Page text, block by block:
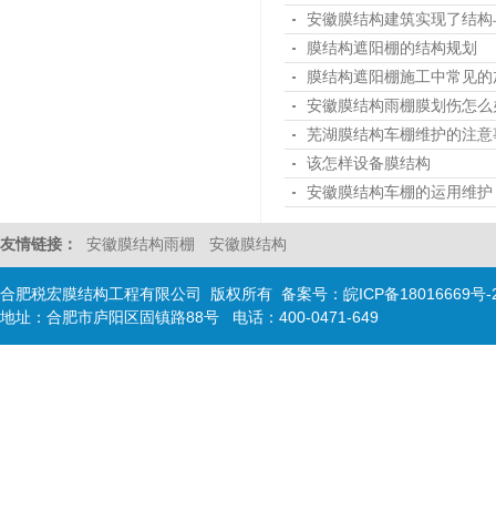
安徽膜结构建筑实现了结
膜结构遮阳棚的结构规划
膜结构遮阳棚施工中常见
安徽膜结构雨棚膜划伤怎么
芜湖膜结构车棚维护的注
该怎样设备膜结构
安徽膜结构车棚的运用维护
友情链接： 安徽膜结构雨棚 安徽膜结构
合肥税宏膜结构工程有限公司 版权所有 备案号： 皖ICP备18016669号-
地址：合肥市庐阳区固镇路88号 电话：400-0471-649